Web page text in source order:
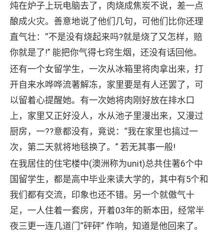
炖在炉子上玩电脑去了，肉烧成焦炭不说，差一点
酿成火灾。善意地说了他们几句，可他们比你还理
直气壮：“不是没有烧起来吗?就是烧了又怎样，赔
你就是了!” 能把你气得七窍生烟，还没有话回他。
还有一个女留学生，一次从冰箱里将肉拿出来，打
开自来水哗哗流著解冻，家里要是有人还罢了，可
以留着心提醒她。有一次她将肉刚好放在排水口
上，家里又正好没人，水从池子里漫出来，又漫过
厨房，一??意都没有，竟说：“我在家里也搞过一
次，第二天就将地毯换了。” 若无其事一般!
在我居住的住宅楼中(澳洲称为unit)总共住著6个中
国留学生，都是高中毕业来读大学的，其中有5个和
我们都有交流，印象也还不错。另一个就傲气十
足，一人住着一套房，开着03年的新本田，经常半
夜三更一连几道门“砰砰” 作响，知道是他回来了。